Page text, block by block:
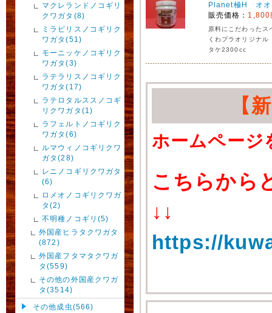
マクレランドノコギリ
クワガタ(8)
ミラビリスノコギリク
ワガタ(51)
モーニッケノコギリク
ワガタ(3)
ラテラリスノコギリク
ワガタ(17)
ラテロタルススノコギ
リクワガタ(1)
ラフェルトノコギリク
ワガタ(6)
ルマウィノコギリクワ
ガタ(28)
レニノコギリクワガタ
(6)
ロメオノコギリクワガ
タ(2)
不明種ノコギリ(5)
外国産ヒラタクワガタ
(872)
外国産フタマタクワガ
タ(559)
その他の外国産クワガ
タ(3514)
その他成虫(566)
Planet極H オオ
販売価格： 1,800
原料にこだわったス
くわプラオリジナ
タケ2300cc
【
ホームページ
こちらから
↓↓
https://